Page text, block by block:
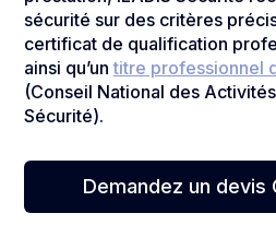
sécurité sur des critères
certificat de qualification
ainsi qu’untitre professionnel
(Conseil National des
Sécurité).
Demandez un devis